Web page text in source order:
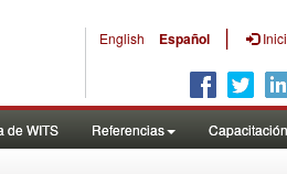
English Español |
de WITS Referencias Capacitación